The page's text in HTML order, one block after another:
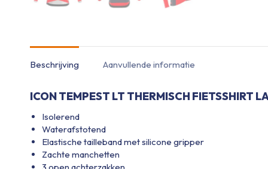
Beschrijving Aanvullende informatie
ICON TEMPEST LT THERMISCH FIETSSHIRT
Isolerend
Waterafstotend
Elastische tailleband met silicone gripper
Zachte manchetten